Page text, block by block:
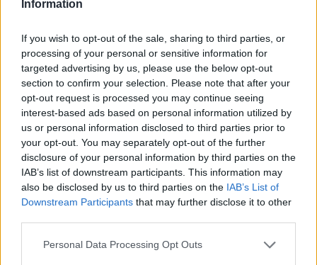
Information
If you wish to opt-out of the sale, sharing to third parties, or
processing of your personal or sensitive information for
targeted advertising by us, please use the below opt-out
section to confirm your selection. Please note that after your
opt-out request is processed you may continue seeing
interest-based ads based on personal information utilized by
us or personal information disclosed to third parties prior to
your opt-out. You may separately opt-out of the further
disclosure of your personal information by third parties on the
IAB’s list of downstream participants. This information may
also be disclosed by us to third parties on the IAB’s List of
Downstream Participants that may further disclose it to other
Personal Data Processing Opt Outs
Reply toMaria 9 år sedan
Jag har faktiskt aldrig varit flygrädd.
Vår nödlandning var obehaglig, och jag hann tänka rätt
mycket men.
Duktiga piloter reder ut sådana här händelser.
jag är mer rädd när jag korsar en gata än när jag flyger.
Så är det faktiskt. Statistiskt sätt kommer detta aldrig
hända igen.
Så tänkte jag… Så ut nu och upptäck världen 🙂
kram
0 Svara